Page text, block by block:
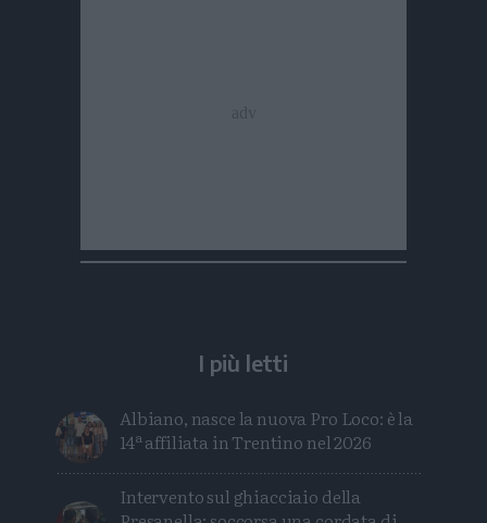
I più letti
Albiano, nasce la nuova Pro Loco: è la
14ª affiliata in Trentino nel 2026
Intervento sul ghiacciaio della